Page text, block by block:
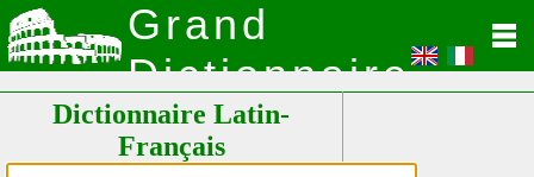
Grand
Dictionnaire
Latin
Dictionnaire Latin-
Français